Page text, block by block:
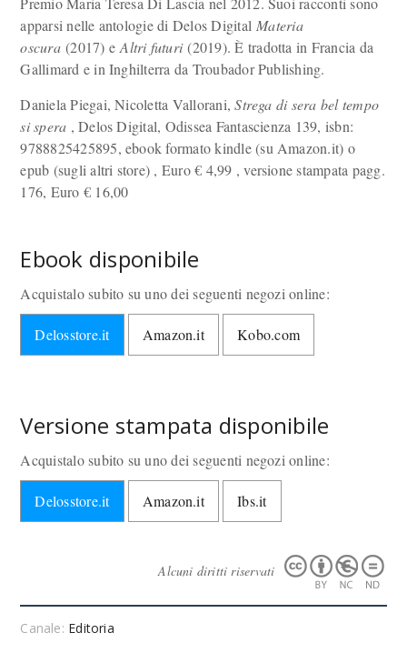
apparsi nelle antologie di Delos DigitalMateria
oscura(2017) eAltri futuri(2019). È tradotta in Francia da
Gallimard e in Inghilterra da Troubador Publishing.
Daniela Piegai, Nicoletta Vallorani,Strega di sera bel tempo
si spera , Delos Digital, Odissea Fantascienza 139, isbn:
9788825425895, ebook formato kindle (su Amazon.it) o
epub (sugli altri store) , Euro€ 4,99 , versione stampata pagg.
176, Euro € 16,00
Ebook disponibile
Acquistalo subito su uno dei seguenti negozi online:
Delosstore.it Amazon.it Kobo.com
Versione stampata disponibile
Acquistalo subito su uno dei seguenti negozi online:
Delosstore.it Amazon.it Ibs.it
Alcuni diritti riservati
Canale: Editoria